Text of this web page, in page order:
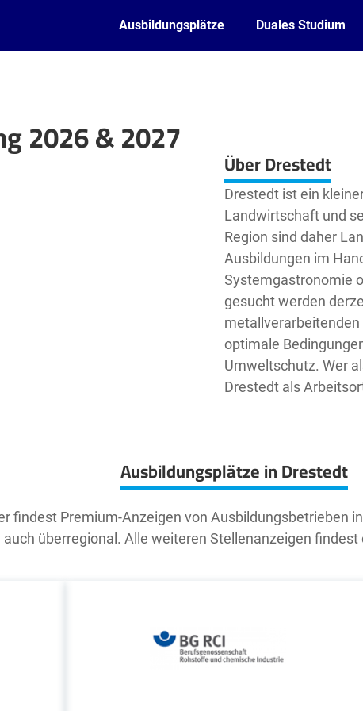
Ausbildungsplätze Duales Studium
2026 & 2027
Leaflet | ©OpenStreetMap2contributors Über Drestedt
Drestedt ist ein
Landwirtschaft und
Region sind daher
Ausbildungen im
Systemgastronomie
gesucht werden
optimale
Umweltschutz. Wer
Drestedt als
Ausbildungsplätze in Drestedt
findest Premium-Anzeigen von Ausbildungsbetrieben
auch überregional. Alle weiteren Stellenanzeigen findest